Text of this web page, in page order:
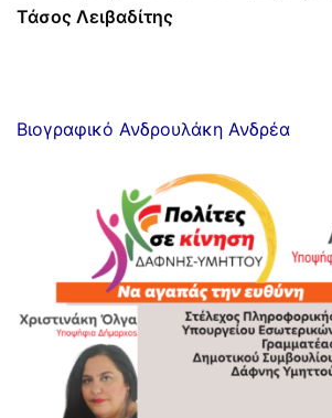
Τάσος Λειβαδίτης
Βιογραφικό Ανδρουλάκη Ανδρέα